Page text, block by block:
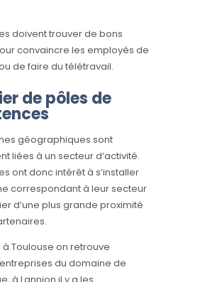
doivent trouver de bons
convaincre les employés de
de faire du télétravail.
de pôles de
géographiques sont
liées à un secteur d’activité.
ont donc intérêt à s’installer
correspondant à leur secteur
d’une plus grande proximité
Toulouse on retrouve
du domaine de